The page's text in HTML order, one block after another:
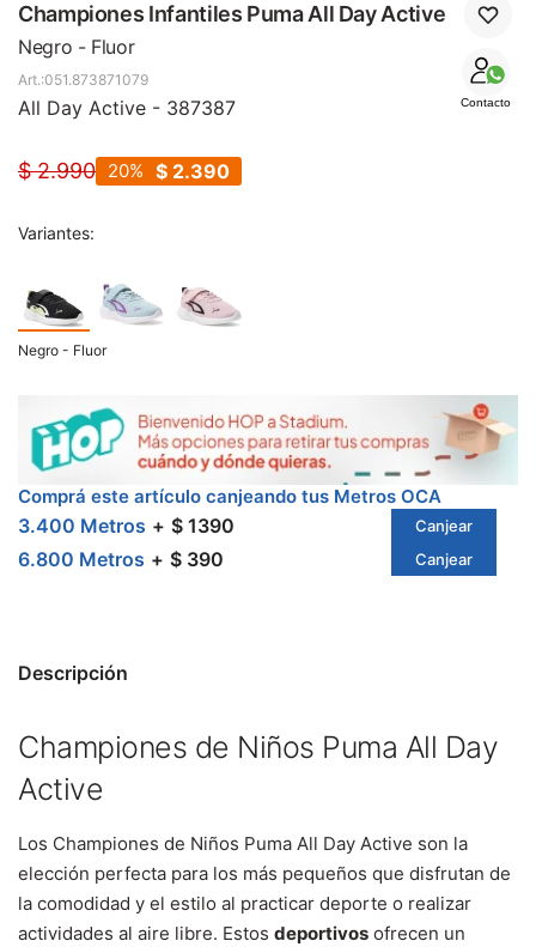
Championes Infantiles Puma All Day Active
Negro - Fluor
Contacto
051.873871079
All Day Active - 387387
$ 2.990 $ 2.390
20
Variantes:
Negro - Fluor
Comprá este artículo canjeando tus Metros OCA
3.400 Metros $ 1390 Canjear
6.800 Metros $ 390 Canjear
Descripción
Championes de Niños Puma All Day
Active
Los Championes de Niños Puma All Day Active son la
elección perfecta para los más pequeños que disfrutan de
la comodidad y el estilo al practicar deporte o realizar
actividades al aire libre. Estos deportivos ofrecen un